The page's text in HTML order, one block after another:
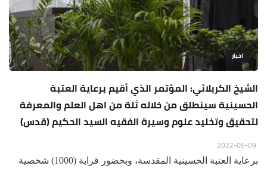
اخبار
الشيخ الكربلائي: المؤتمر الذي أقيم برعاية العتبة
الحسينية سينطلق من خلاله ثلة من اهل العلم والمعرفة
لتحقيق وتخليد علوم وسيرة الفقيه السيد الحكيم (قدس)
برعاية العتبة الحسينية المقدسة، وبحضور قرابة (1000) شخصية